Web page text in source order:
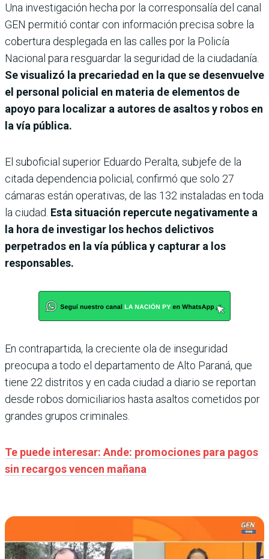
Una investigación hecha por la corresponsalía del canal
GEN permitió contar con información precisa sobre la
cobertura desplegada en las calles por la Policía
Nacional para resguardar la seguridad de la ciudadanía.
Se visualizó la precariedad en la que se desenvuelve
el personal policial en materia de elementos de
apoyo para localizar a autores de asaltos y robos en
la vía pública.
El suboficial superior Eduardo Peralta, subjefe de la
citada dependencia policial, confirmó que solo 27
cámaras están operativas, de las 132 instaladas en toda
la ciudad. Esta situación repercute negativamente a
la hora de investigar los hechos delictivos
perpetrados en la vía pública y capturar a los
responsables.
En contrapartida, la creciente ola de inseguridad
preocupa a todo el departamento de Alto Paraná, que
tiene 22 distritos y en cada ciudad a diario se reportan
desde robos domiciliarios hasta asaltos cometidos por
grandes grupos criminales.
Te puede interesar: Ande: promociones para pagos
sin recargos vencen mañana